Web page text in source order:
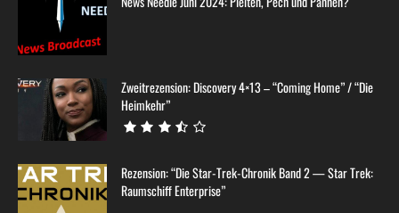
Zweitrezension: Discovery 4×13 – “Coming Home” / “Die
Heimkehr”
Rezension: “Die Star-Trek-Chronik Band 2 — Star Trek:
Raumschiff Enterprise”